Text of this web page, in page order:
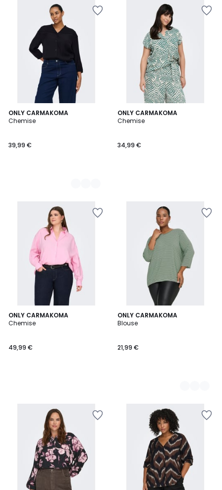
ONLY CARMAKOMA
Chemise
39,99 €
2
Couleurs
ONLY CARMAKOMA
Chemise
34,99 €
ONLY CARMAKOMA
Chemise
49,99 €
ONLY CARMAKOMA
Blouse
21,99 €
3
Couleurs